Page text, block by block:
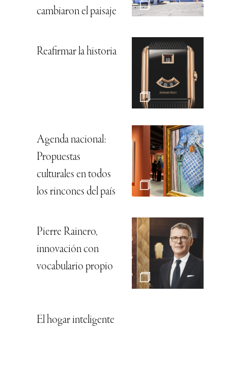
cambiaron el paisaje
Reafirmar la historia
Agenda nacional:
Propuestas
culturales en todos
los rincones del país
Pierre Rainero,
innovación con
vocabulario propio
El hogar inteligente